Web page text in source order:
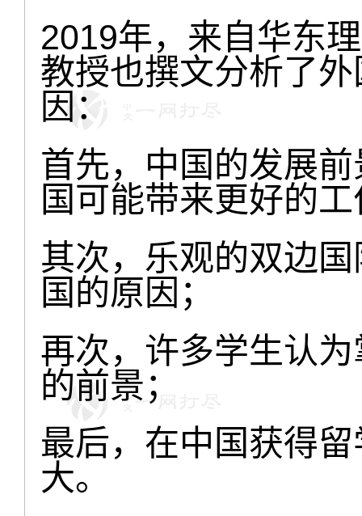
2019年，来自华东
教授也撰文分析了
因：
首先，中国的发展
国可能带来更好的
其次，乐观的双边
国的原因；
再次，许多学生认
的前景；
最后，在中国获得
大。